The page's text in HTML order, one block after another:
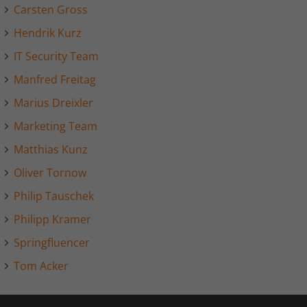
Carsten Gross
Hendrik Kurz
IT Security Team
Manfred Freitag
Marius Dreixler
Marketing Team
Matthias Kunz
Oliver Tornow
Philip Tauschek
Philipp Kramer
Springfluencer
Tom Acker
verfolgen.
Name
Anbieter LinkedIn
Zweck